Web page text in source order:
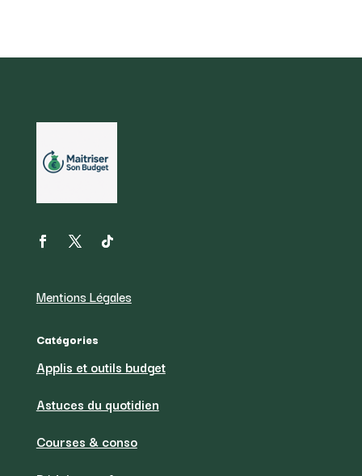
Mentions Légales
Catégories
Applis et outils budget
Astuces du quotidien
Courses & conso